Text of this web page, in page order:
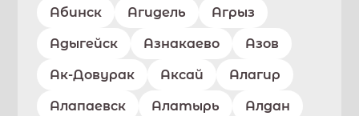
Абинск Агидель Агрыз
Адыгейск Азнакаево Азов
Ак-Довурак Аксай Алагир
Алапаевск Алатырь Алдан